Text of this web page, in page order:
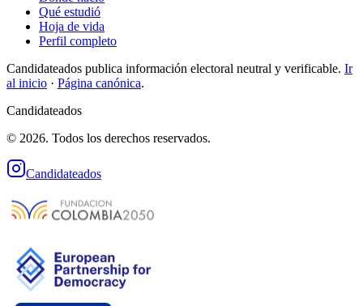
Qué estudió
Hoja de vida
Perfil completo
Candidateados publica información electoral neutral y verificable. Ir
al inicio · Página canónica.
Candidateados
© 2026. Todos los derechos reservados.
Candidateados